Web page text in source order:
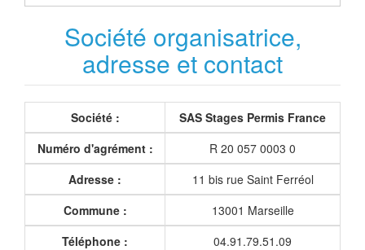
Société organisatrice,
adresse et contact
Société :
SAS Stages Permis France
Numéro d'agrément :
R 20 057 0003 0
Adresse :
11 bis rue Saint Ferréol
Commune :
13001 Marseille
Téléphone :
04.91.79.51.09